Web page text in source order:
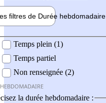
filtres de Durée hebdomadaire
Temps plein (1)
Temps partiel
Non renseignée (2)
la durée hebdomadaire :